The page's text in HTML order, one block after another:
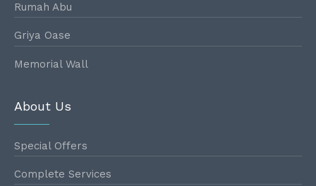
Rumah Abu
Griya Oase
Memorial Wall
About Us
Special Offers
Complete Services